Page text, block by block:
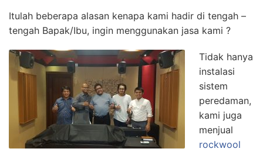
Itulah beberapa alasan kenapa kami hadir di tengah –
tengah Bapak/Ibu, ingin menggunakan jasa kami ?
Tidak hanya
instalasi
sistem
peredaman,
kami juga
menjual
rockwool